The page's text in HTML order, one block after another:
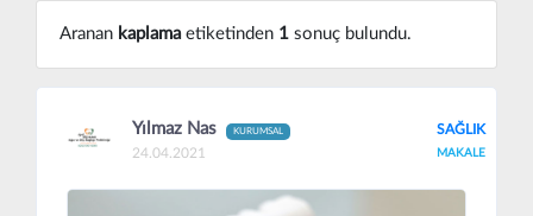
Aranan kaplamaetiketinden 1sonuç bulundu.
Yılmaz Nas KURUMSAL
24.04.2021
SAĞLIK
MAKALE